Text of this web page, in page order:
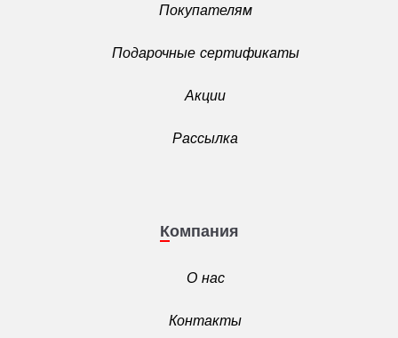
Покупателям
Подарочные сертификаты
Акции
Рассылка
Компания
О нас
Контакты